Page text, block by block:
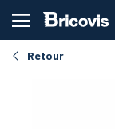
Retour